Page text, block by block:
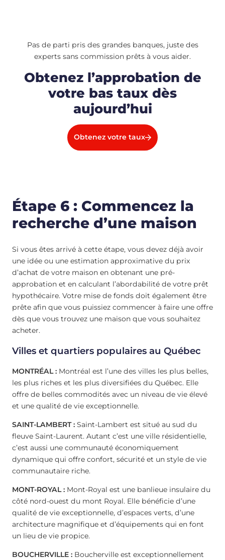
Pas de parti pris des grandes banques, juste des
experts sans commission prêts à vous aider.
Obtenez l’approbation de
votre bas taux dès
aujourd’hui
Obtenez votre taux
Étape 6 : Commencez la
recherche d’une maison
Si vous êtes arrivé à cette étape, vous devez déjà avoir
une idée ou une estimation approximative du prix
d’achat de votre maison en obtenant une pré-
approbation et en calculant l’abordabilité de votre prêt
hypothécaire. Votre mise de fonds doit également être
prête afin que vous puissiez commencer à faire une offre
dès que vous trouvez une maison que vous souhaitez
acheter.
Villes et quartiers populaires au Québec
MONTRÉAL : Montréal est l’une des villes les plus belles,
les plus riches et les plus diversifiées du Québec. Elle
offre de belles commodités avec un niveau de vie élevé
et une qualité de vie exceptionnelle.
SAINT-LAMBERT : Saint-Lambert est situé au sud du
fleuve Saint-Laurent. Autant c’est une ville résidentielle,
c’est aussi une communauté économiquement
dynamique qui offre confort, sécurité et un style de vie
communautaire riche.
MONT-ROYAL : Mont-Royal est une banlieue insulaire du
côté nord-ouest du mont Royal. Elle bénéficie d’une
qualité de vie exceptionnelle, d’espaces verts, d’une
architecture magnifique et d’équipements qui en font
un lieu de vie propice.
BOUCHERVILLE : Boucherville est exceptionnellement